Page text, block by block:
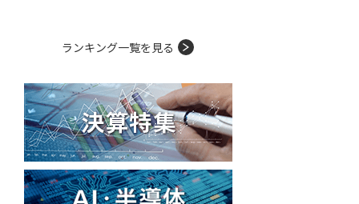
ランキング一覧を見る